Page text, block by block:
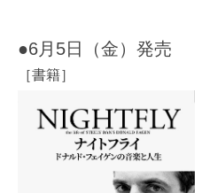
●6月5日（金）発売
［書籍］